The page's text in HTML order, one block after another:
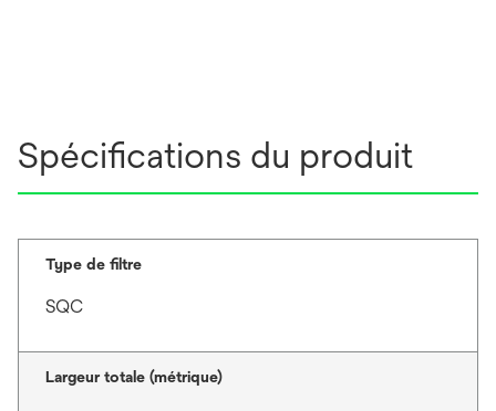
Spécifications du produit
Type de filtre
SQC
Largeur totale (métrique)